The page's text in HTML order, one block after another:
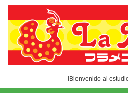
iBienvenido al